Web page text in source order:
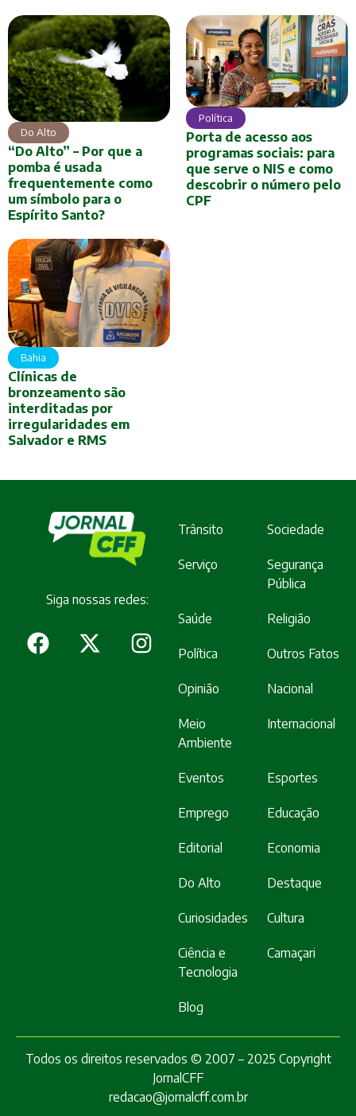
Do Alto
“Do Alto” – Por que a
pomba é usada
frequentemente como
um símbolo para o
Espírito Santo?
Política
Porta de acesso aos
programas sociais: para
que serve o NIS e como
descobrir o número pelo
CPF
Bahia
Clínicas de
bronzeamento são
interditadas por
irregularidades em
Salvador e RMS
Siga nossas redes:
Trânsito Sociedade
Serviço
Segurança
Pública
Saúde Religião
Política Outros Fatos
Opinião Nacional
Meio
Ambiente
Internacional
Eventos Esportes
Emprego Educação
Editorial Economia
Do Alto Destaque
Curiosidades Cultura
Ciência e
Tecnologia
Camaçari
Blog
Todos os direitos reservados © 2007 – 2025 Copyright
JornalCFF
redacao@jornalcff.com.br